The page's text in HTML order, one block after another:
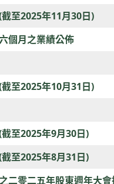
至2025年11月30日)
個月之業績公佈
至2025年10月31日)
至2025年9月30日)
至2025年8月31日)
二零二五年股東週年大